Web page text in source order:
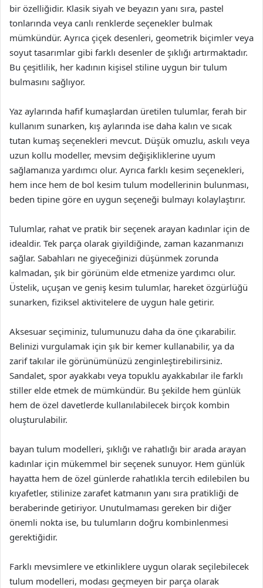
bir özelliğidir. Klasik siyah ve beyazın yanı sıra, pastel
tonlarında veya canlı renklerde seçenekler bulmak
mümkündür. Ayrıca çiçek desenleri, geometrik biçimler veya
soyut tasarımlar gibi farklı desenler de şıklığı artırmaktadır.
Bu çeşitlilik, her kadının kişisel stiline uygun bir tulum
bulmasını sağlıyor.
Yaz aylarında hafif kumaşlardan üretilen tulumlar, ferah bir
kullanım sunarken, kış aylarında ise daha kalın ve sıcak
tutan kumaş seçenekleri mevcut. Düşük omuzlu, askılı veya
uzun kollu modeller, mevsim değişikliklerine uyum
sağlamanıza yardımcı olur. Ayrıca farklı kesim seçenekleri,
hem ince hem de bol kesim tulum modellerinin bulunması,
beden tipine göre en uygun seçeneği bulmayı kolaylaştırır.
Tulumlar, rahat ve pratik bir seçenek arayan kadınlar için de
idealdir. Tek parça olarak giyildiğinde, zaman kazanmanızı
sağlar. Sabahları ne giyeceğinizi düşünmek zorunda
kalmadan, şık bir görünüm elde etmenize yardımcı olur.
Üstelik, uçuşan ve geniş kesim tulumlar, hareket özgürlüğü
sunarken, fiziksel aktivitelere de uygun hale getirir.
Aksesuar seçiminiz, tulumunuzu daha da öne çıkarabilir.
Belinizi vurgulamak için şık bir kemer kullanabilir, ya da
zarif takılar ile görünümünüzü zenginleştirebilirsiniz.
Sandalet, spor ayakkabı veya topuklu ayakkabılar ile farklı
stiller elde etmek de mümkündür. Bu şekilde hem günlük
hem de özel davetlerde kullanılabilecek birçok kombin
oluşturulabilir.
bayan tulum modelleri, şıklığı ve rahatlığı bir arada arayan
kadınlar için mükemmel bir seçenek sunuyor. Hem günlük
hayatta hem de özel günlerde rahatlıkla tercih edilebilen bu
kıyafetler, stilinize zarafet katmanın yanı sıra pratikliği de
beraberinde getiriyor. Unutulmaması gereken bir diğer
önemli nokta ise, bu tulumların doğru kombinlenmesi
gerektiğidir.
Farklı mevsimlere ve etkinliklere uygun olarak seçilebilecek
tulum modelleri, modası geçmeyen bir parça olarak